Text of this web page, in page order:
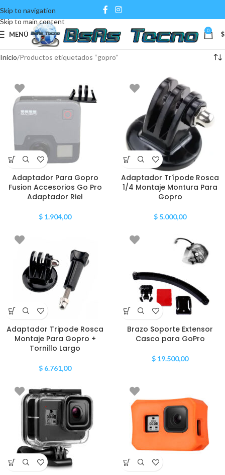
Skip to navigation
Skip to main content
MENÚ 0 $
Inicio Productos etiquetados “gopro”
Adaptador Para Gopro
Fusion Accesorios Go Pro
Adaptador Riel
$ 1.904,00
Adaptador Trípode Rosca
1/4 Montaje Montura Para
Gopro
$ 5.000,00
Adaptador Tripode Rosca
Montaje Para Gopro +
Tornillo Largo
$ 6.761,00
Brazo Soporte Extensor
Casco para GoPro
$ 19.500,00